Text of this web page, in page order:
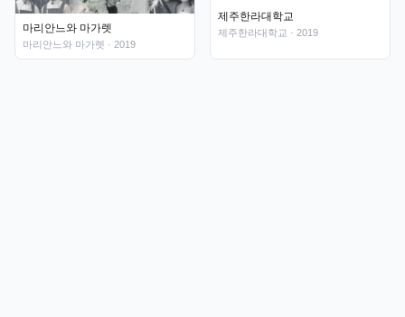
마리안느와 마가렛
마리안느와 마가렛 · 2019
제주한라대학교
제주한라대학교 · 2019